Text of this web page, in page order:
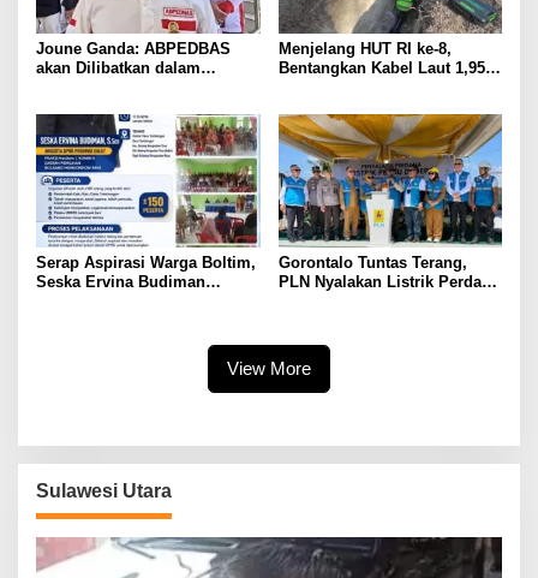
Joune Ganda: ABPEDBAS
akan Dilibatkan dalam
Menjelang HUT RI ke-8,
Bentangkan Kabel Laut 1,95
Tuntaskan 100 Persen Rasio
Desa Berlistrik Provinsi
Gorontalo
Serap Aspirasi Warga Boltim,
Seska Ervina Budiman
Gorontalo Tuntas Terang,
PLN Nyalakan Listrik Perdana
View More
Sulawesi Utara